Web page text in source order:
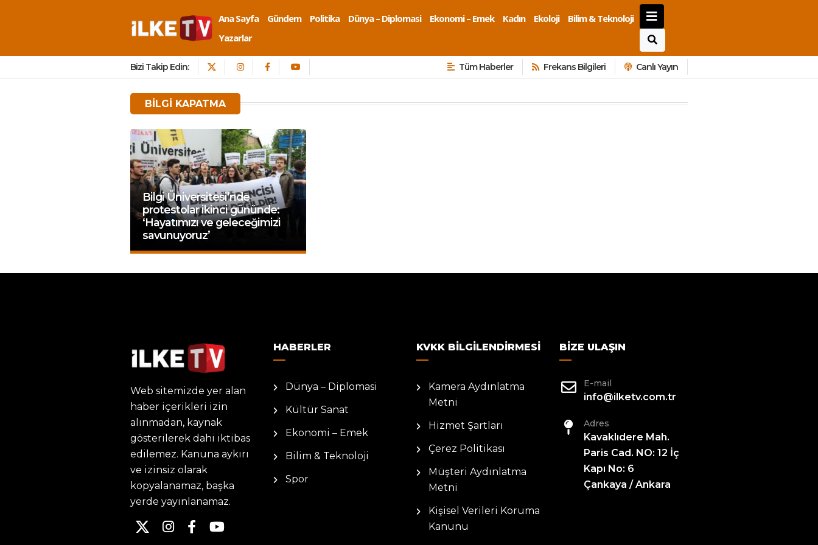
Ana Sayfa Gündem Politika Dünya – Diplomasi Ekonomi – Emek Kadın Ekoloji
Bilim & Teknoloji
Yazarlar
Bizi Takip Edin: Tüm Haberler Frekans Bilgileri Canlı Yayın
BILGI KAPATMA
Bilgi Üniversitesi’nde
protestolar ikinci gününde:
‘Hayatımızı ve geleceğimizi
savunuyoruz’
Web sitemizde yer alan
haber içerikleri izin
alınmadan, kaynak
gösterilerek dahi iktibas
edilemez. Kanuna aykırı
ve izinsiz olarak
kopyalanamaz, başka
yerde yayınlanamaz.
HABERLER
Dünya – Diplomasi
Kültür Sanat
Ekonomi – Emek
Bilim & Teknoloji
Spor
KVKK BILGILENDIRMESI
Kamera Aydınlatma
Metni
Hizmet Şartları
Çerez Politikası
Müşteri Aydınlatma
Metni
Kişisel Verileri Koruma
Kanunu
BIZE ULAŞIN
E-mail
info@ilketv.com.tr
Adres
Kavaklıdere Mah.
Paris Cad. NO: 12 İç
Kapı No: 6
Çankaya / Ankara